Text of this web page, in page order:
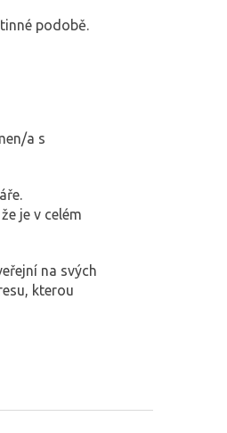
podobě.
a s
je v celém
na svých
kterou